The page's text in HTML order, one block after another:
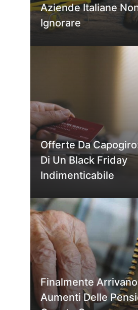
Aziende Italiane
Ignorare
Offerte Da
Di Un Black Friday
Indimenticabile
Finalmente
Aumenti Delle